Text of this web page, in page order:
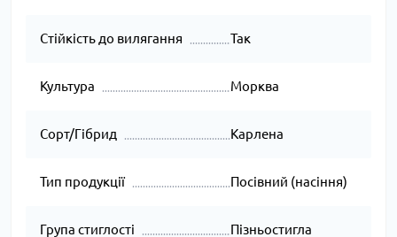
Стійкість до вилягання Так
Культура Морква
Сорт/Гібрид Карлена
Тип продукції Посівний (насіння)
Група стиглості Пізньостигла